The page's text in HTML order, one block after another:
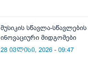
მუსიკის სწავლა-სწავლების
ინოვაციური მიდგომები
28 ივლისი, 2026 - 09:47